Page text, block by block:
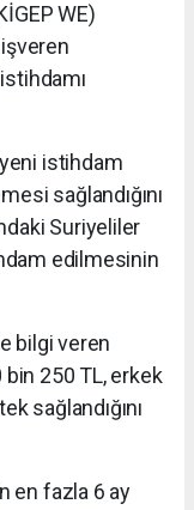
WE)
istihdam
sağlandığını
Suriyeliler
edilmesinin
bilgi veren
bin 250 TL, erkek
sağlandığını
en fazla 6 ay